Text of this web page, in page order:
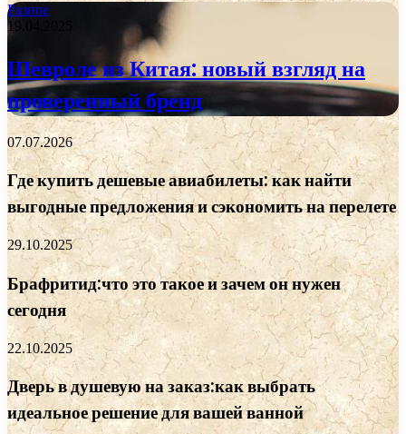
Разное
19.04.2025
Шевроле из Китая: новый взгляд на
проверенный бренд
07.07.2026
Где купить дешевые авиабилеты: как найти
выгодные предложения и сэкономить на перелете
29.10.2025
Брафритид:что это такое и зачем он нужен
сегодня
22.10.2025
Дверь в душевую на заказ:как выбрать
идеальное решение для вашей ванной